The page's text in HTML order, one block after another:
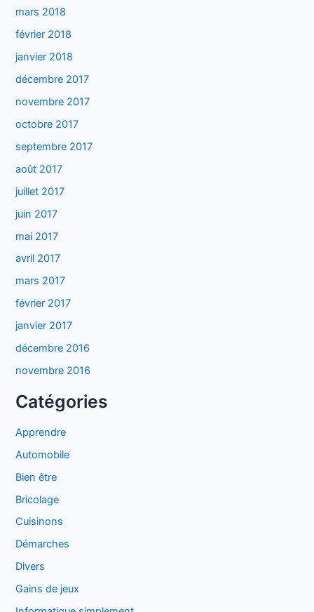
mars 2018
février 2018
janvier 2018
décembre 2017
novembre 2017
octobre 2017
septembre 2017
août 2017
juillet 2017
juin 2017
mai 2017
avril 2017
mars 2017
février 2017
janvier 2017
décembre 2016
novembre 2016
Catégories
Apprendre
Automobile
Bien être
Bricolage
Cuisinons
Démarches
Divers
Gains de jeux